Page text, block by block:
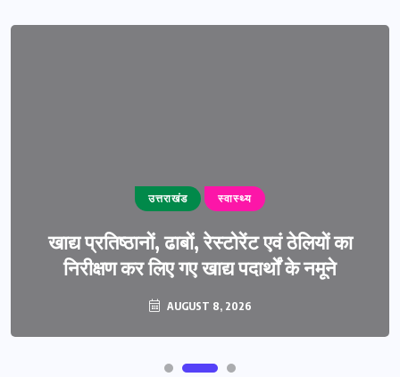
उत्तराखंड स्वास्थ्य
खाद्य प्रतिष्ठानों, ढाबों, रेस्टोरेंट एवं ठेलियों का
निरीक्षण कर लिए गए खाद्य पदार्थों के नमूने
AUGUST 8, 2026